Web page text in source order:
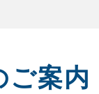
案内